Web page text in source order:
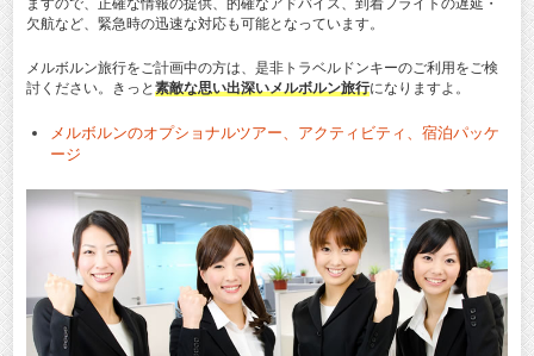
ますので、正確な情報の提供、的確なアドバイス、到着フライトの遅延・
欠航など、緊急時の迅速な対応も可能となっています。
メルボルン旅行をご計画中の方は、是非トラベルドンキーのご利用をご検
討ください。きっと 素敵な思い出深いメルボルン旅行になりますよ。
メルボルンのオプショナルツアー、アクティビティ、宿泊パッケ
ージ